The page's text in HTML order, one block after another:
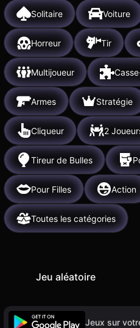
Solitaire Voiture
Horreur Tir
Multijoueur
Armes Stratégie
Cliqueur 2
Tireur de Bulles
Pour Filles Action
Toutes les catégories
Jeu aléatoire
Jeux sur